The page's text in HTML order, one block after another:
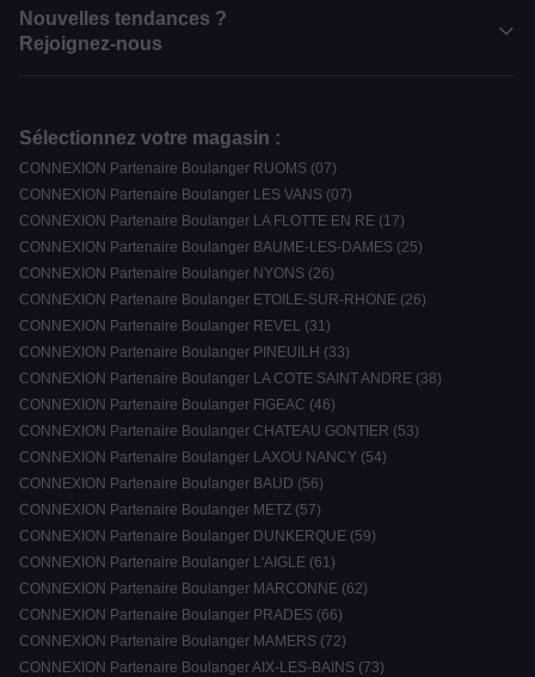
Nouvelles tendances ?
Rejoignez-nous
Sélectionnez votre magasin :
CONNEXION Partenaire Boulanger RUOMS (07)
CONNEXION Partenaire Boulanger LES VANS (07)
CONNEXION Partenaire Boulanger LA FLOTTE EN RE (17)
CONNEXION Partenaire Boulanger BAUME-LES-DAMES (25)
CONNEXION Partenaire Boulanger NYONS (26)
CONNEXION Partenaire Boulanger ETOILE-SUR-RHONE (26)
CONNEXION Partenaire Boulanger REVEL (31)
CONNEXION Partenaire Boulanger PINEUILH (33)
CONNEXION Partenaire Boulanger LA COTE SAINT ANDRE (38)
CONNEXION Partenaire Boulanger FIGEAC (46)
CONNEXION Partenaire Boulanger CHATEAU GONTIER (53)
CONNEXION Partenaire Boulanger LAXOU NANCY (54)
CONNEXION Partenaire Boulanger BAUD (56)
CONNEXION Partenaire Boulanger METZ (57)
CONNEXION Partenaire Boulanger DUNKERQUE (59)
CONNEXION Partenaire Boulanger L'AIGLE (61)
CONNEXION Partenaire Boulanger MARCONNE (62)
CONNEXION Partenaire Boulanger PRADES (66)
CONNEXION Partenaire Boulanger MAMERS (72)
CONNEXION Partenaire Boulanger AIX-LES-BAINS (73)